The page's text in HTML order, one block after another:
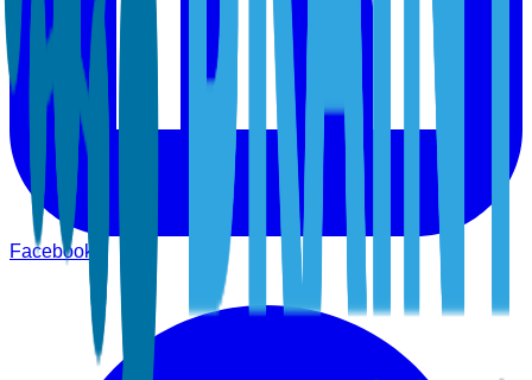
Facebook